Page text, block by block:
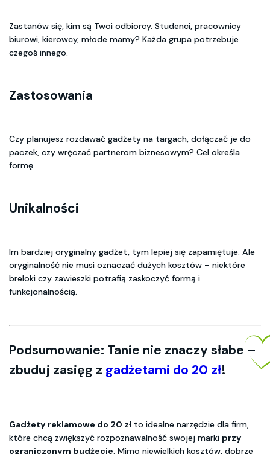
Zastanów się, kim są Twoi odbiorcy. Studenci, pracownicy
biurowi, kierowcy, młode mamy? Każda grupa potrzebuje
czegoś innego.
Zastosowania
Czy planujesz rozdawać gadżety na targach, dołączać je do
paczek, czy wręczać partnerom biznesowym? Cel określa
formę.
Unikalności
Im bardziej oryginalny gadżet, tym lepiej się zapamiętuje. Ale
oryginalność nie musi oznaczać dużych kosztów – niektóre
breloki czy zawieszki potrafią zaskoczyć formą i
funkcjonalnością.
Podsumowanie: Tanie nie znaczy słabe –
zbuduj zasięg z gadżetami do 20 zł!
Gadżety reklamowe do 20 zł to idealne narzędzie dla firm,
które chcą zwiększyć rozpoznawalność swojej marki przy
ograniczonym budżecie. Mimo niewielkich kosztów, dobrze